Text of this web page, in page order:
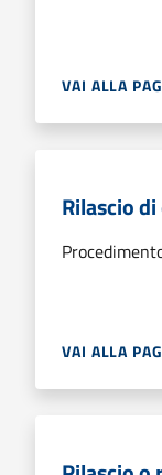
VAI ALLA
Rilascio
VAI ALLA